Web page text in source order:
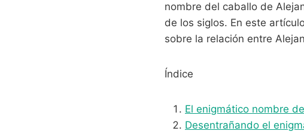
nombre del caballo de
de los siglos. En este
sobre la relación entre
Índice
El enigmático nombre
Desentrañando el